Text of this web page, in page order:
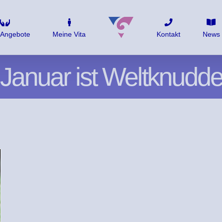
Meine Vita Kontakt News
ist